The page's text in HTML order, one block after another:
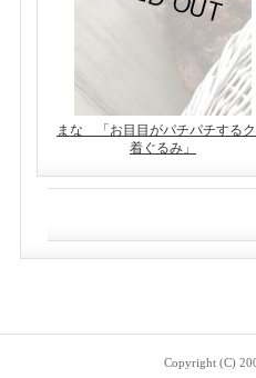
まな 「お目目がパチパチする
着ぐるみ」
Copyright (C)